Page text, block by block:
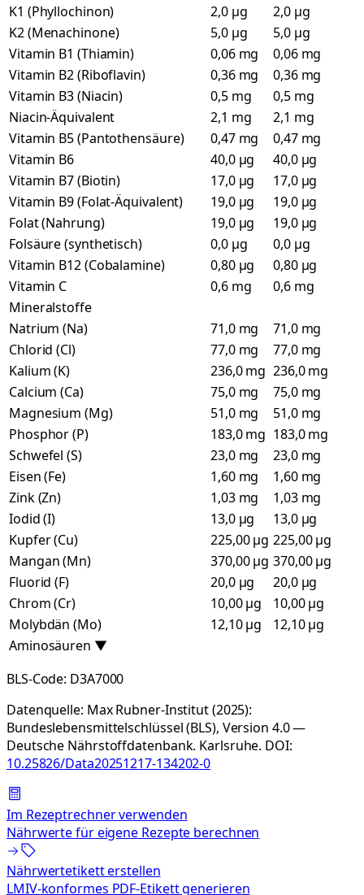
K1 (Phyllochinon)
2,0 µg
2,0 µg
K2 (Menachinone)
5,0 µg
5,0 µg
Vitamin B1 (Thiamin)
0,06 mg
0,06 mg
Vitamin B2 (Riboflavin)
0,36 mg
0,36 mg
Vitamin B3 (Niacin)
0,5 mg
0,5 mg
Niacin-Äquivalent
2,1 mg
2,1 mg
Vitamin B5 (Pantothensäure)
0,47 mg
0,47 mg
Vitamin B6
40,0 µg
40,0 µg
Vitamin B7 (Biotin)
17,0 µg
17,0 µg
Vitamin B9 (Folat-Äquivalent)
19,0 µg
19,0 µg
Folat (Nahrung)
19,0 µg
19,0 µg
Folsäure (synthetisch)
0,0 µg
0,0 µg
Vitamin B12 (Cobalamine)
0,80 µg
0,80 µg
Vitamin C
0,6 mg
0,6 mg
Mineralstoffe
Natrium (Na)
71,0 mg
71,0 mg
Chlorid (Cl)
77,0 mg
77,0 mg
Kalium (K)
236,0 mg 236,0 mg
Calcium (Ca)
75,0 mg
75,0 mg
Magnesium (Mg)
51,0 mg
51,0 mg
Phosphor (P)
183,0 mg 183,0 mg
Schwefel (S)
23,0 mg
23,0 mg
Eisen (Fe)
1,60 mg
1,60 mg
Zink (Zn)
1,03 mg
1,03 mg
Iodid (I)
13,0 µg
13,0 µg
Kupfer (Cu)
225,00 µg 225,00 µg
Mangan (Mn)
370,00 µg 370,00 µg
Fluorid (F)
20,0 µg
20,0 µg
Chrom (Cr)
10,00 µg
10,00 µg
Molybdän (Mo)
12,10 µg
12,10 µg
Aminosäuren ▼
BLS-Code: D3A7000
Datenquelle: Max Rubner-Institut (2025):
Bundeslebensmittelschlüssel (BLS), Version 4.0 —
Deutsche Nährstoffdatenbank. Karlsruhe. DOI:
10.25826/Data20251217-134202-0
Im Rezeptrechner verwenden
Nährwerte für eigene Rezepte berechnen
Nährwertetikett erstellen
LMIV-konformes PDF-Etikett generieren